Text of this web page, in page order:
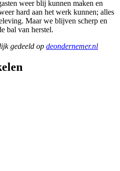
weer blij kunnen maken en
hard aan het werk kunnen; alles
Maar we blijven scherp en
bal van herstel.
gedeeld op deondernemer.nl